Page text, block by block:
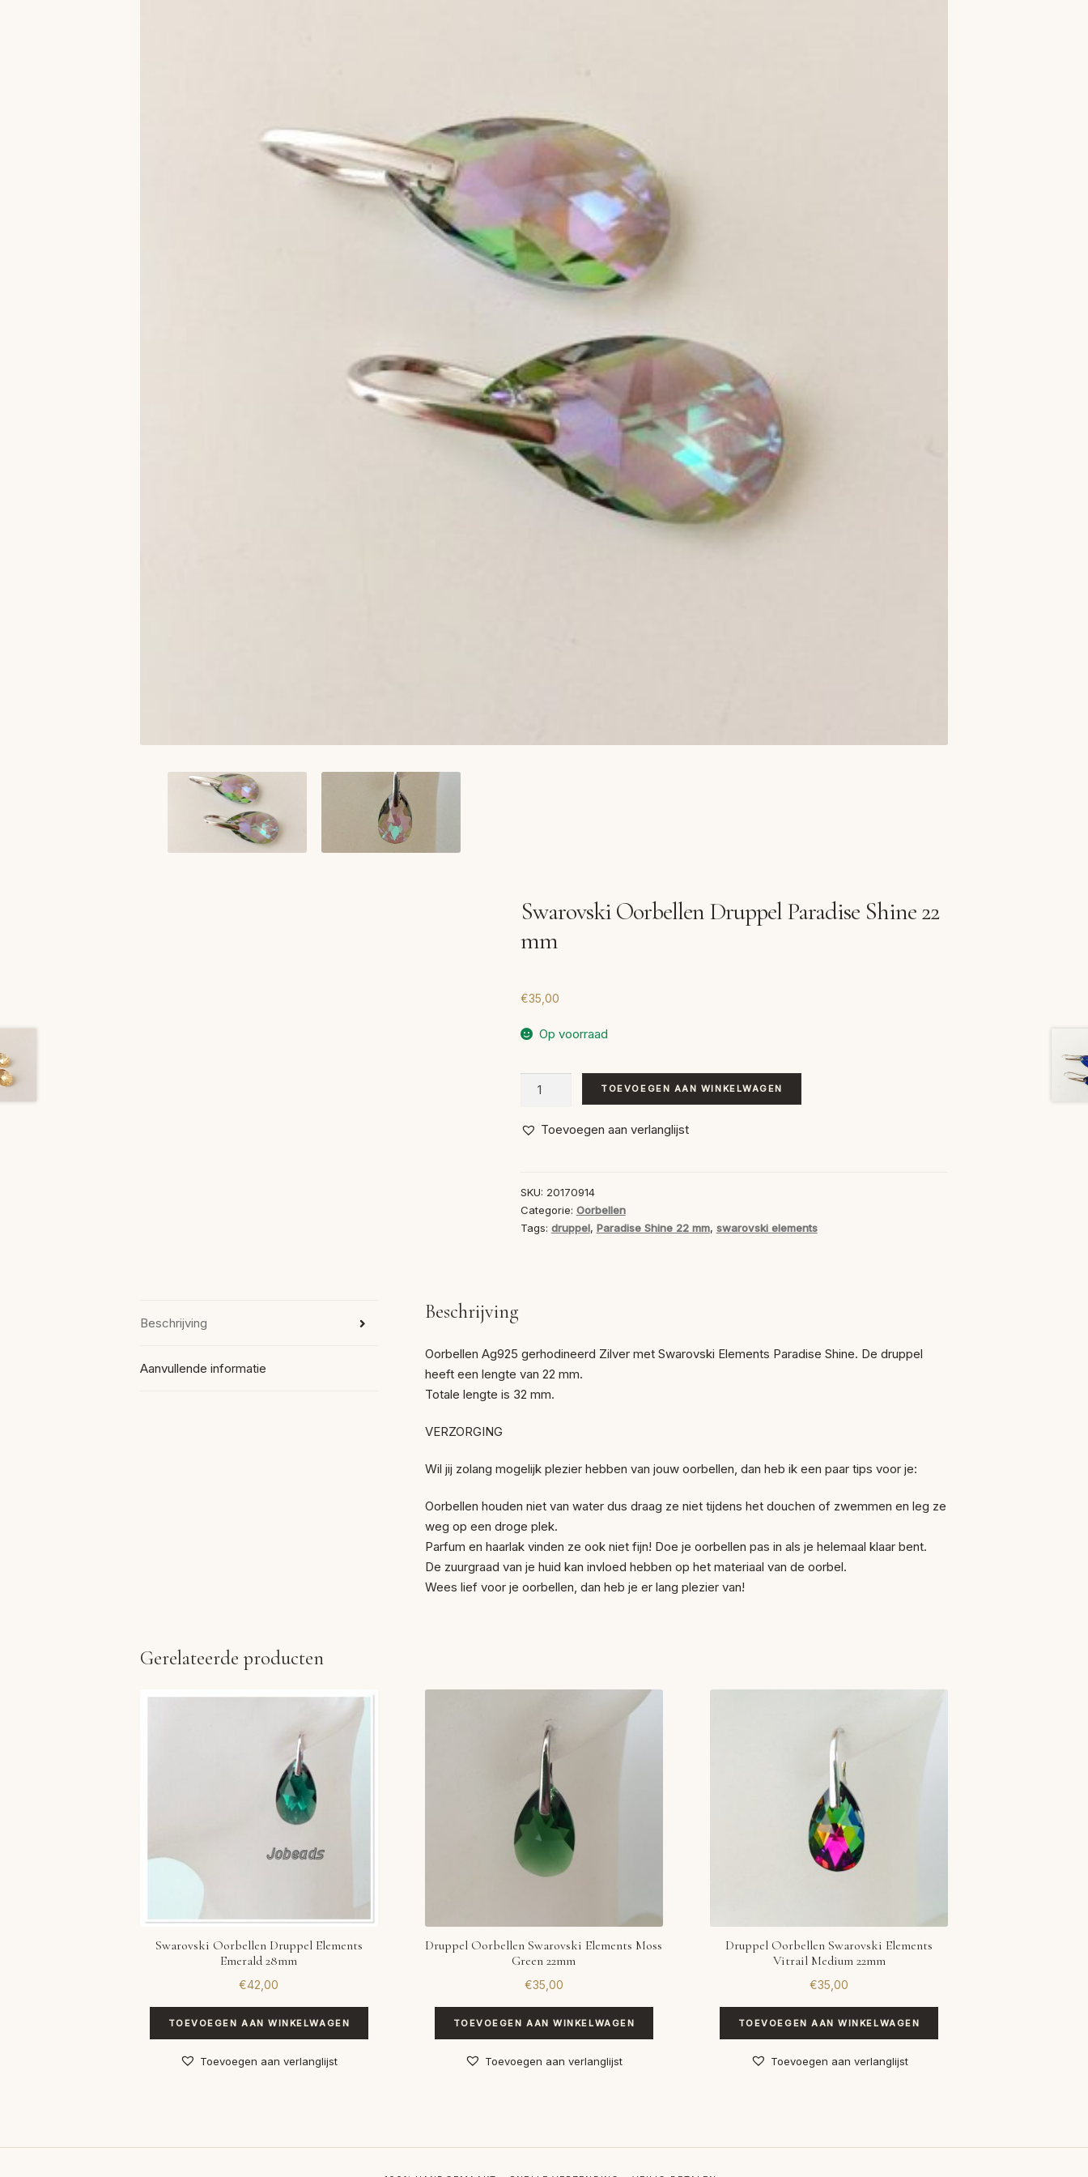
Swarovski Oorbellen Druppel Paradise Shine 22
mm
€35,00
Op voorraad
Swarovski
Druppel
mm
aantal
TOEVOEGEN AAN WINKELWAGEN
Toevoegen aan verlanglijst
SKU: 20170914
Categorie: Oorbellen
Tags: druppel, Paradise Shine 22 mm, swarovski elements
Beschrijving
Aanvullende informatie
Beschrijving
Oorbellen Ag925 gerhodineerd Zilver met Swarovski Elements Paradise Shine. De druppel
heeft een lengte van 22 mm.
Totale lengte is 32 mm.
VERZORGING
Wil jij zolang mogelijk plezier hebben van jouw oorbellen, dan heb ik een paar tips voor je:
Oorbellen houden niet van water dus draag ze niet tijdens het douchen of zwemmen en leg ze
weg op een droge plek.
Parfum en haarlak vinden ze ook niet fijn! Doe je oorbellen pas in als je helemaal klaar bent.
De zuurgraad van je huid kan invloed hebben op het materiaal van de oorbel.
Wees lief voor je oorbellen, dan heb je er lang plezier van!
Gerelateerde producten
Swarovski Oorbellen Druppel Elements
Emerald 28mm
€42,00
TOEVOEGEN AAN WINKELWAGEN
Toevoegen aan verlanglijst
Druppel Oorbellen Swarovski Elements Moss
Green 22mm
€35,00
TOEVOEGEN AAN WINKELWAGEN
Toevoegen aan verlanglijst
Druppel Oorbellen Swarovski Elements
Vitrail Medium 22mm
€35,00
TOEVOEGEN AAN WINKELWAGEN
Toevoegen aan verlanglijst